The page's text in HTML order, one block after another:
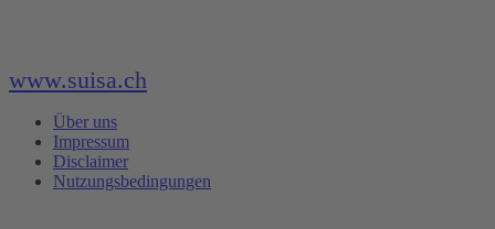
www.suisa.ch
Über uns
Impressum
Disclaimer
Nutzungsbedingungen